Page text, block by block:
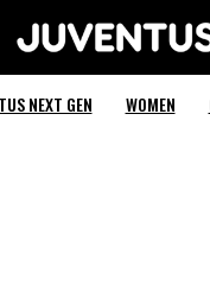
NEXT GEN WOMEN